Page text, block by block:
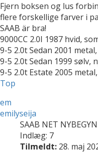
Fjern boksen og lus
flere forskellige farver i
SAAB är bra!
9000CC 2.0I 1987 hvid,
9-5 2.0t Sedan 2001
9-5 2.0t Sedan 1999 sølv,
9-5 2.0t Estate 2005
Top
em
emilyseija
SAAB NET
Indlæg: 7
Tilmeldt: 28. maj